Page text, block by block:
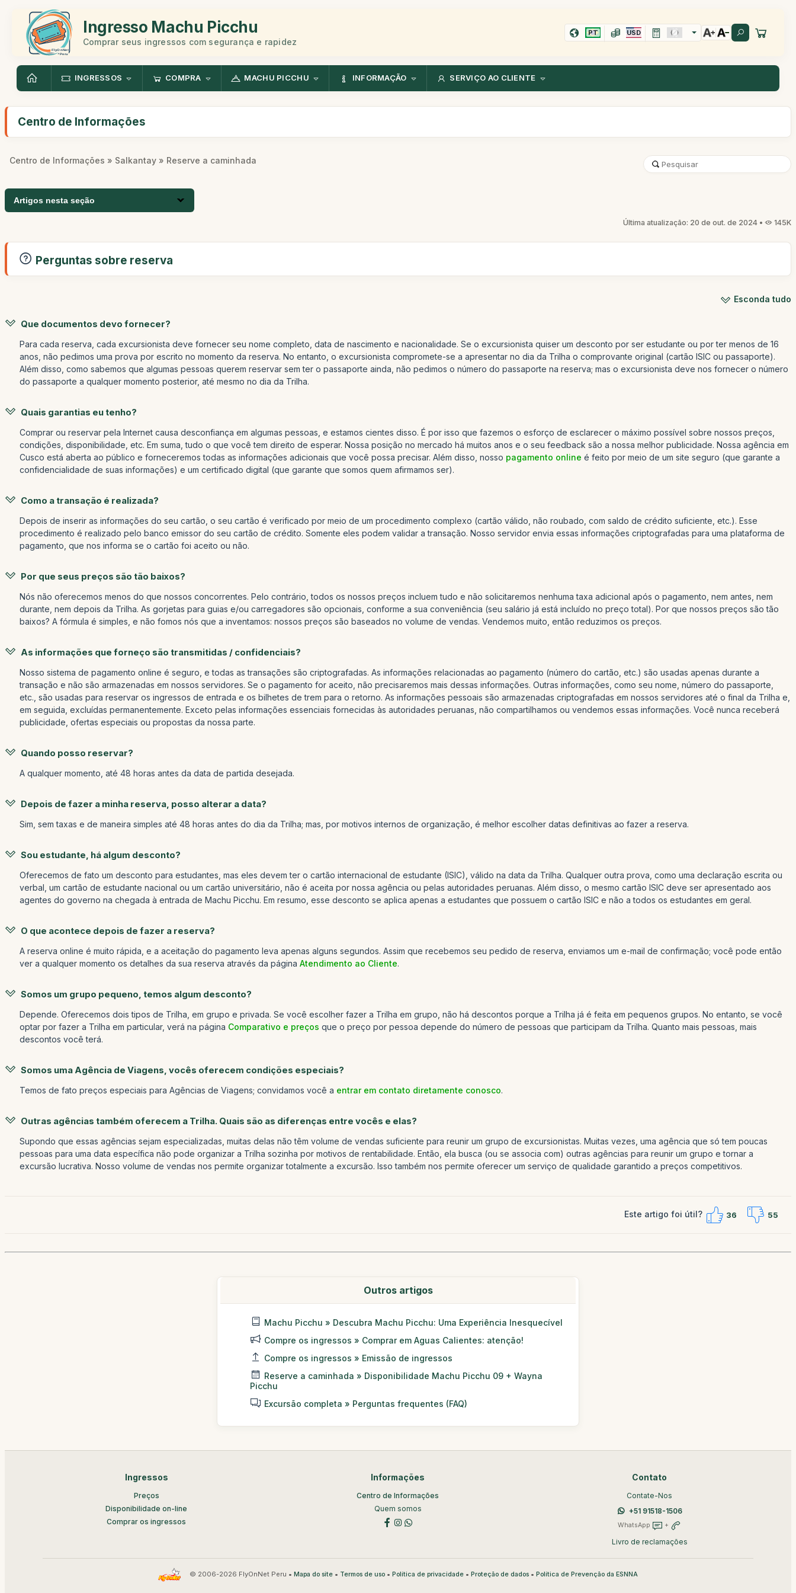
Ingresso Machu Picchu
Comprar seus ingressos com segurança e rapidez
PT USD
INGRESSOS COMPRA MACHU PICCHU INFORMAÇÃO SERVIÇO AO CLIENTE
Centro de Informações
Centro de Informações » Salkantay » Reserve a caminhada
Artigos nesta seção
Última atualização: 20 de out. de 2024 • 145K
Perguntas sobre reserva
Esconda tudo
Que documentos devo fornecer?
Para cada reserva, cada excursionista deve fornecer seu nome completo, data de nascimento e nacionalidade. Se o excursionista quiser um desconto por ser estudante ou por ter menos de 16
anos, não pedimos uma prova por escrito no momento da reserva. No entanto, o excursionista compromete-se a apresentar no dia da Trilha o comprovante original (cartão ISIC ou passaporte).
Além disso, como sabemos que algumas pessoas querem reservar sem ter o passaporte ainda, não pedimos o número do passaporte na reserva; mas o excursionista deve nos fornecer o número
do passaporte a qualquer momento posterior, até mesmo no dia da Trilha.
Quais garantias eu tenho?
Comprar ou reservar pela Internet causa desconfiança em algumas pessoas, e estamos cientes disso. É por isso que fazemos o esforço de esclarecer o máximo possível sobre nossos preços,
condições, disponibilidade, etc. Em suma, tudo o que você tem direito de esperar. Nossa posição no mercado há muitos anos e o seu feedback são a nossa melhor publicidade. Nossa agência em
Cusco está aberta ao público e forneceremos todas as informações adicionais que você possa precisar. Além disso, nosso pagamento online é feito por meio de um site seguro (que garante a
confidencialidade de suas informações) e um certificado digital (que garante que somos quem afirmamos ser).
Como a transação é realizada?
Depois de inserir as informações do seu cartão, o seu cartão é verificado por meio de um procedimento complexo (cartão válido, não roubado, com saldo de crédito suficiente, etc.). Esse
procedimento é realizado pelo banco emissor do seu cartão de crédito. Somente eles podem validar a transação. Nosso servidor envia essas informações criptografadas para uma plataforma de
pagamento, que nos informa se o cartão foi aceito ou não.
Por que seus preços são tão baixos?
Nós não oferecemos menos do que nossos concorrentes. Pelo contrário, todos os nossos preços incluem tudo e não solicitaremos nenhuma taxa adicional após o pagamento, nem antes, nem
durante, nem depois da Trilha. As gorjetas para guias e/ou carregadores são opcionais, conforme a sua conveniência (seu salário já está incluído no preço total). Por que nossos preços são tão
baixos? A fórmula é simples, e não fomos nós que a inventamos: nossos preços são baseados no volume de vendas. Vendemos muito, então reduzimos os preços.
As informações que forneço são transmitidas / confidenciais?
Nosso sistema de pagamento online é seguro, e todas as transações são criptografadas. As informações relacionadas ao pagamento (número do cartão, etc.) são usadas apenas durante a
transação e não são armazenadas em nossos servidores. Se o pagamento for aceito, não precisaremos mais dessas informações. Outras informações, como seu nome, número do passaporte,
etc., são usadas para reservar os ingressos de entrada e os bilhetes de trem para o retorno. As informações pessoais são armazenadas criptografadas em nossos servidores até o final da Trilha e,
em seguida, excluídas permanentemente. Exceto pelas informações essenciais fornecidas às autoridades peruanas, não compartilhamos ou vendemos essas informações. Você nunca receberá
publicidade, ofertas especiais ou propostas da nossa parte.
Quando posso reservar?
A qualquer momento, até 48 horas antes da data de partida desejada.
Depois de fazer a minha reserva, posso alterar a data?
Sim, sem taxas e de maneira simples até 48 horas antes do dia da Trilha; mas, por motivos internos de organização, é melhor escolher datas definitivas ao fazer a reserva.
Sou estudante, há algum desconto?
Oferecemos de fato um desconto para estudantes, mas eles devem ter o cartão internacional de estudante (ISIC), válido na data da Trilha. Qualquer outra prova, como uma declaração escrita ou
verbal, um cartão de estudante nacional ou um cartão universitário, não é aceita por nossa agência ou pelas autoridades peruanas. Além disso, o mesmo cartão ISIC deve ser apresentado aos
agentes do governo na chegada à entrada de Machu Picchu. Em resumo, esse desconto se aplica apenas a estudantes que possuem o cartão ISIC e não a todos os estudantes em geral.
O que acontece depois de fazer a reserva?
A reserva online é muito rápida, e a aceitação do pagamento leva apenas alguns segundos. Assim que recebemos seu pedido de reserva, enviamos um e-mail de confirmação; você pode então
ver a qualquer momento os detalhes da sua reserva através da página Atendimento ao Cliente.
Somos um grupo pequeno, temos algum desconto?
Depende. Oferecemos dois tipos de Trilha, em grupo e privada. Se você escolher fazer a Trilha em grupo, não há descontos porque a Trilha já é feita em pequenos grupos. No entanto, se você
optar por fazer a Trilha em particular, verá na página Comparativo e preços que o preço por pessoa depende do número de pessoas que participam da Trilha. Quanto mais pessoas, mais
descontos você terá.
Somos uma Agência de Viagens, vocês oferecem condições especiais?
Temos de fato preços especiais para Agências de Viagens; convidamos você a entrar em contato diretamente conosco.
Outras agências também oferecem a Trilha. Quais são as diferenças entre vocês e elas?
Supondo que essas agências sejam especializadas, muitas delas não têm volume de vendas suficiente para reunir um grupo de excursionistas. Muitas vezes, uma agência que só tem poucas
pessoas para uma data específica não pode organizar a Trilha sozinha por motivos de rentabilidade. Então, ela busca (ou se associa com) outras agências para reunir um grupo e tornar a
excursão lucrativa. Nosso volume de vendas nos permite organizar totalmente a excursão. Isso também nos permite oferecer um serviço de qualidade garantido a preços competitivos.
Este artigo foi útil? 36 55
Outros artigos
Machu Picchu » Descubra Machu Picchu: Uma Experiência Inesquecível
Compre os ingressos » Comprar em Aguas Calientes: atenção!
Compre os ingressos » Emissão de ingressos
Reserve a caminhada » Disponibilidade Machu Picchu 09 + Wayna
Picchu
Excursão completa » Perguntas frequentes (FAQ)
Ingressos
Preços
Disponibilidade on-line
Comprar os ingressos
Informações
Centro de Informações
Quem somos
Contato
Contate-Nos
+51 91518-1506
WhatsApp +
Livro de reclamações
© 2006-2026 FlyOnNet Peru • Mapa do site• Termos de uso• Política de privacidade• Proteção de dados• Política de Prevenção da ESNNA